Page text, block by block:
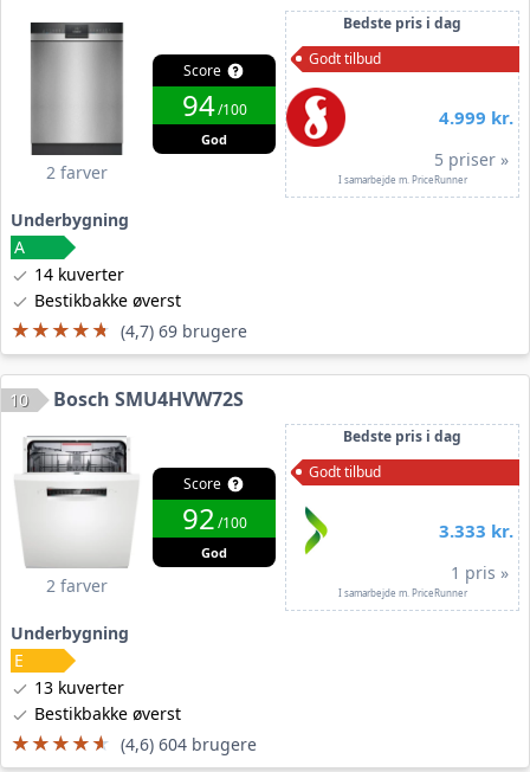
2 farver
Score
94/100
God
Bedste pris i dag
Godt tilbud
4.999 kr.
5 priser »
I samarbejde m. PriceRunner
Underbygning
14 kuverter
Bestikbakke øverst
★★★★★
★★★★★ (4,7) 69 brugere
10 Bosch SMU4HVW72S
2 farver
Score
92/100
God
Bedste pris i dag
Godt tilbud
3.333 kr.
1 pris »
I samarbejde m. PriceRunner
Underbygning
13 kuverter
Bestikbakke øverst
★★★★★
★★★★★ (4,6) 604 brugere